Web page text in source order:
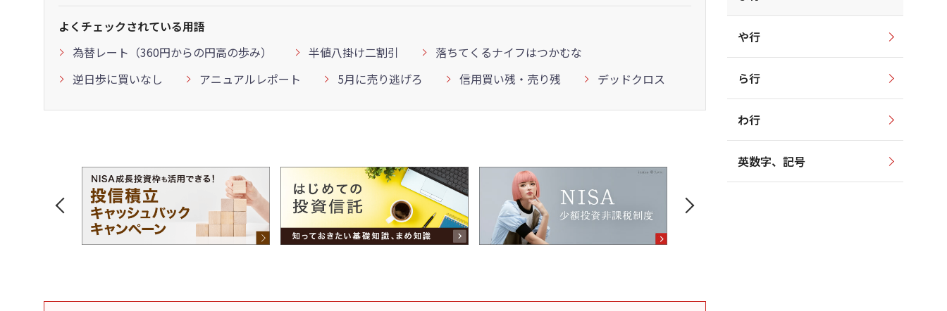
よくチェックされている用語
為替レート（360円からの円高の歩み）
半値八掛け二割引
落ちてくるナイフはつかむな
逆日歩に買いなし
アニュアルレポート 5月に売り逃げろ 信用買い残・売り残 デッドクロス
や行
ら行
わ行
英数字、記号